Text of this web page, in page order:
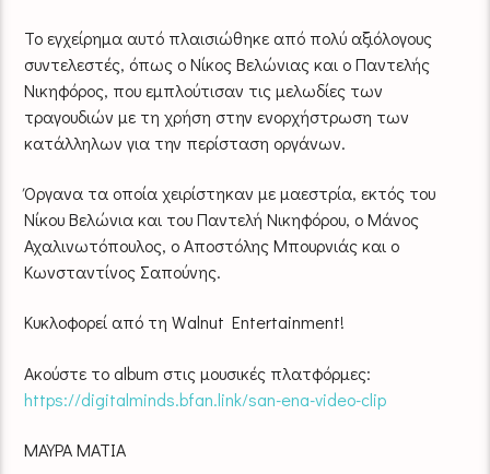
Το εγχείρημα αυτό πλαισιώθηκε από πολύ αξιόλογους
συντελεστές, όπως ο Νίκος Βελώνιας και ο Παντελής
Νικηφόρος, που εμπλούτισαν τις μελωδίες των
τραγουδιών με τη χρήση στην ενορχήστρωση των
κατάλληλων για την περίσταση οργάνων.
Όργανα τα οποία χειρίστηκαν με μαεστρία, εκτός του
Νίκου Βελώνια και του Παντελή Νικηφόρου, ο Μάνος
Αχαλινωτόπουλος, ο Αποστόλης Μπουρνιάς και ο
Κωνσταντίνος Σαπούνης.
Κυκλοφορεί από τη Walnut Entertainment!
Ακούστε το album στις μουσικές πλατφόρμες:
https://digitalminds.bfan.link/san-ena-video-clip
ΜΑΥΡΑ ΜΑΤΙΑ